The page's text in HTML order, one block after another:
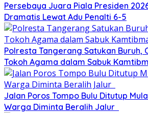
Persebaya Juara Piala Presiden
Dramatis Lewat Adu Penalti 6-5
Polresta Tangerang Satukan Buruh,
Tokoh Agama dalam Sabuk
Jalan Poros Tompo Bulu Ditutup
Warga Diminta Beralih Jalur